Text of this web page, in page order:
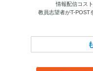
情報配信コス
教員志望者がT-POST